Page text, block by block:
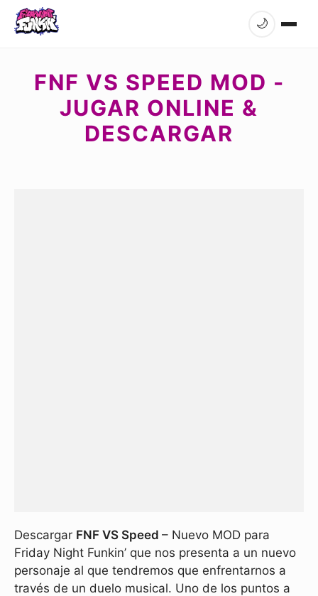
🌙
FNF VS SPEED MOD -
JUGAR ONLINE &
DESCARGAR
Descargar FNF VS Speed – Nuevo MOD para
Friday Night Funkin’ que nos presenta a un nuevo
personaje al que tendremos que enfrentarnos a
través de un duelo musical. Uno de los puntos a